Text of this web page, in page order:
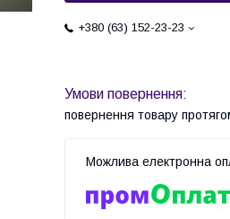
+380 (63) 152-23-23
повернення товару